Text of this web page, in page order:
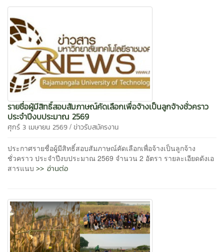
รายชื่อผู้มีสิทธิ์สอบสัมภาษณ์คัดเลือกเพื่อจ้างเป็นลูกจ้างชั่วคราว
ประจำปีงบประมาณ 2569
ศุกร์ 3 เมษายน 2569 / ข่าวรับสมัครงาน
ประกาศรายชื่อผู้มีสิทธิ์สอบสัมภาษณ์คัดเลือกเพื่อจ้างเป็นลูกจ้าง
ชั่วคราว ประจำปีงบประมาณ 2569 จำนวน 2 อัตรา รายละเอียดดังเอ
สารแนบ >> อ่านต่อ